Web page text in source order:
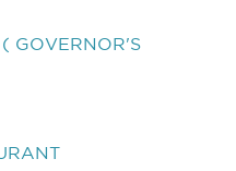
GOVERNOR'S